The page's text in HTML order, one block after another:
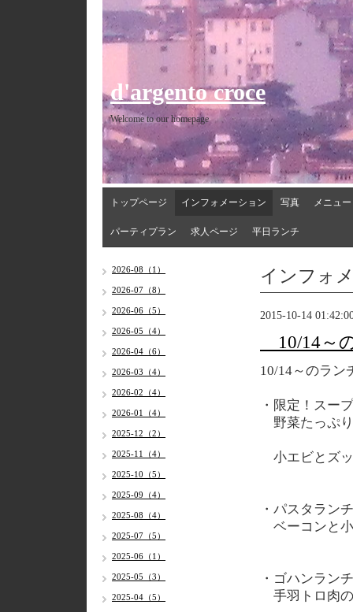
d'argento croce
Welcome to our homepage
トップページ インフォメーション 写真 メニュー
パーティプラン 求人ページ 平日ランチ
インフォ
2015-10-14
10/14～
10/14～のラン
・限定！スー
野菜たっぷ
小エビとズ
・パスタランチ
ベーコンと
・ゴハンランチ
手羽トロ肉
2026-08（1）
2026-07（8）
2026-06（5）
2026-05（4）
2026-04（6）
2026-03（4）
2026-02（4）
2026-01（4）
2025-12（2）
2025-11（4）
2025-10（5）
2025-09（4）
2025-08（4）
2025-07（5）
2025-06（1）
2025-05（3）
2025-04（5）